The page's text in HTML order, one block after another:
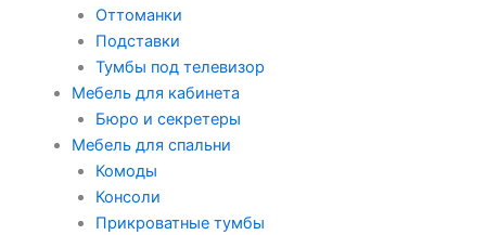
Оттоманки
Подставки
Тумбы под телевизор
Мебель для кабинета
Бюро и секретеры
Мебель для спальни
Комоды
Консоли
Прикроватные тумбы